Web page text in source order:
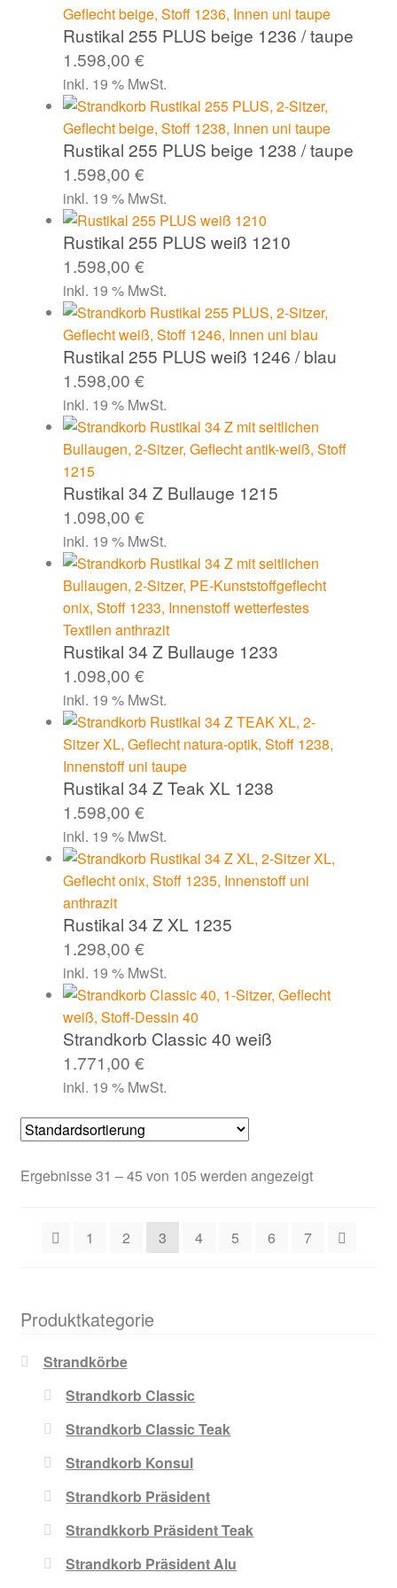
Rustikal 255 PLUS beige 1236 / taupe
1.598,00 €
inkl. 19 % MwSt.
Rustikal 255 PLUS beige 1238 / taupe
1.598,00 €
inkl. 19 % MwSt.
Rustikal 255 PLUS weiß 1210
1.598,00 €
inkl. 19 % MwSt.
Rustikal 255 PLUS weiß 1246 / blau
1.598,00 €
inkl. 19 % MwSt.
Rustikal 34 Z Bullauge 1215
1.098,00 €
inkl. 19 % MwSt.
Rustikal 34 Z Bullauge 1233
1.098,00 €
inkl. 19 % MwSt.
Rustikal 34 Z Teak XL 1238
1.598,00 €
inkl. 19 % MwSt.
Rustikal 34 Z XL 1235
1.298,00 €
inkl. 19 % MwSt.
Strandkorb Classic 40 weiß
1.771,00 €
inkl. 19 % MwSt.
Ergebnisse 31 – 45 von 105 werden angezeigt
1 2 3 4 5 6 7
Produktkategorie
Strandkörbe
Strandkorb Classic
Strandkorb Classic Teak
Strandkorb Konsul
Strandkorb Präsident
Strandkkorb Präsident Teak
Strandkorb Präsident Alu